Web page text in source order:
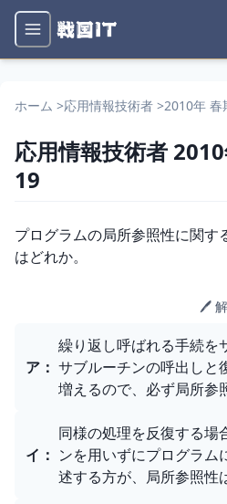
ホーム >応用情報技術者 >2010年 春
応用情報技術者
19
問題文
プログラムの局所参照性に関す
はどれか。
🖊️
選択肢
ア ：
繰り返し呼ばれる手続を
サブルーチンの呼出しと
増えるので、必ず局所参
イ ：
同様の処理を反復する場
ンを用いずにプログラム
述する方が、局所参照性